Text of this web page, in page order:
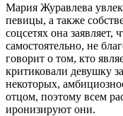
Мария Журавлева
певицы, а также
соцсетях она заявляет,
самостоятельно, не
говорит о том, кто
критиковали девушку
некоторых,
отцом, поэтому всем
иронизируют они.